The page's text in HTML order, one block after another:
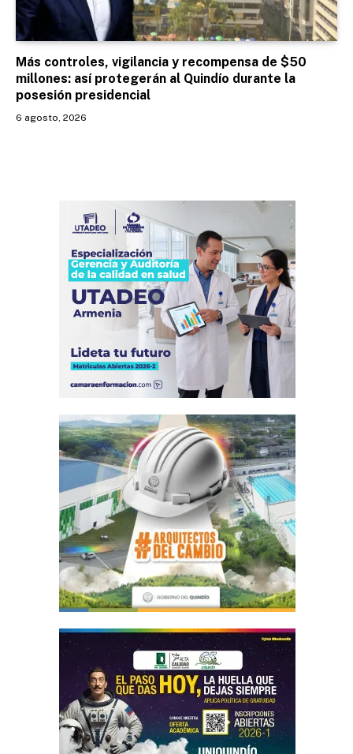
Más controles, vigilancia y recompensa de $50
millones: así protegerán al Quindío durante la
posesión presidencial
6 agosto, 2026